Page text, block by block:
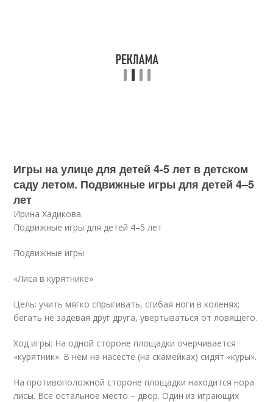
Игры на улице для детей 4-5 лет в детском
саду летом. Подвижные игры для детей 4–5
лет
Ирина Хадикова
Подвижные игры для детей 4–5 лет
Подвижные игры
«Лиса в курятнике»
Цель: учить мягко спрыгивать, сгибая ноги в коленях;
бегать не задевая друг друга, увертываться от ловящего.
Ход игры: На одной стороне площадки очерчивается
«курятник». В нем на насесте (на скамейках) сидят «куры».
На противоположной стороне площадки находится нора
лисы. Все остальное место – двор. Один из играющих